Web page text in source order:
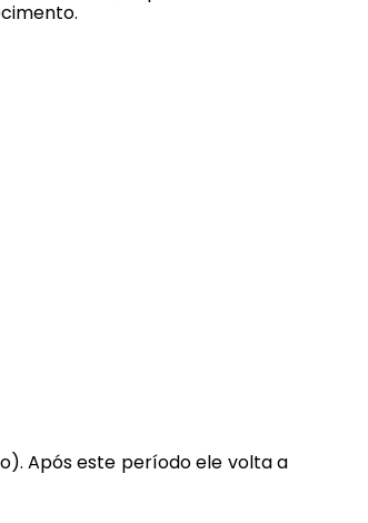
Após este período ele volta a